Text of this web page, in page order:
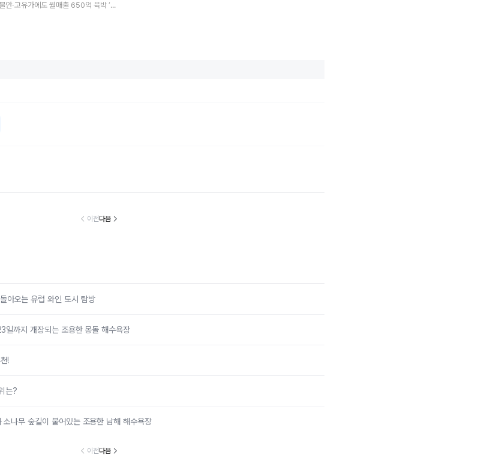
제주 드림타워, 중동 불안·고유가에도 월매출 650억 육박 ‘올해 최고’...전년 동월 比 16.1% 증가
늘
청송 가볼 만한
포와 얼음골 힐링
40도 웃도는 폭염
곡·숲·정원 따라
“이번 주말 홍천이
폭염엔 바다보다
이전다음
아오는 유럽 와인 도시 탐방
까지 개장되는 조용한 몽돌 해수욕장
!
는?
나무 숲길이 붙어있는 조용한 남해 해수욕장
이전다음